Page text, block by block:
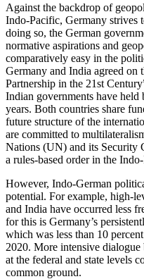
Against the backdrop of
Indo-Pacific, Ger­many strives
doing so, the German
normative aspirations and
comparatively easy in the
Germany and India agreed on
Partnership in the 21st
Indian gov­ern­ments have
years. Both countries share
future structure of the
are committed to
Nations (UN) and its Security
a rules-based order in the
However, Indo-German
potential. For example, high-
and India have occurred less
for this is Germany’s
which was less than 10
2020. More intensive dialogue
at the federal and state levels
common ground.